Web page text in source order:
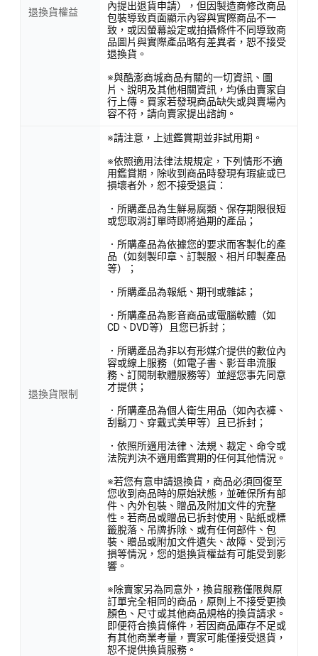
退換貨權益
內提出退貨申請），但因製造商修改商品
包裝導致頁面顯示內容與實際商品不一
致，或因螢幕設定或拍攝條件不同導致商
品圖片與實際產品略有差異者，恕不接受
退換貨。
※與酷澎商城商品有關的一切資訊、圖
片、說明及其他相關資訊，均係由賣家自
行上傳。買家若發現商品缺失或與賣場內
容不符，請向賣家提出諮詢。
退換貨限制
※請注意，上述鑑賞期並非試用期。
※依照適用法律法規規定，下列情形不適
用鑑賞期，除收到商品時發現有瑕疵或已
損壞者外，恕不接受退貨：
．所購產品為生鮮易腐類、保存期限很短
或您取消訂單時即將過期的產品；
．所購產品為依據您的要求而客製化的產
品（如刻製印章、訂製服、相片印製產品
等）；
．所購產品為報紙、期刊或雜誌；
．所購產品為影音商品或電腦軟體（如
CD、DVD等）且您已拆封；
．所購產品為非以有形媒介提供的數位內
容或線上服務（如電子書、影音串流服
務、訂閱制軟體服務等）並經您事先同意
才提供；
．所購產品為個人衛生用品（如內衣褲、
刮鬍刀、穿戴式美甲等）且已拆封；
．依照所適用法律、法規、裁定、命令或
法院判決不適用鑑賞期的任何其他情況。
※若您有意申請退換貨，商品必須回復至
您收到商品時的原始狀態，並確保所有部
件、內外包裝、贈品及附加文件的完整
性。若商品或贈品已拆封使用、貼紙或標
籤脫落、吊牌拆除、或有任何部件、包
裝、贈品或附加文件遺失、故障、受到污
損等情況，您的退換貨權益有可能受到影
響。
※除賣家另為同意外，換貨服務僅限與原
訂單完全相同的商品，原則上不接受更換
顏色、尺寸或其他商品規格的換貨請求。
即便符合換貨條件，若因商品庫存不足或
有其他商業考量，賣家可能僅接受退貨，
恕不提供換貨服務。